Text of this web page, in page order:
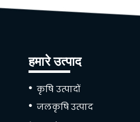
हमारे उत्पाद
कृषि उत्पादों
जलकृषि उत्पाद